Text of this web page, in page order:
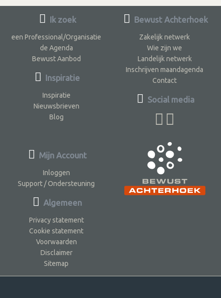
Ik zoek
een Professional/Organisatie
de Agenda
Bewust Aanbod
Inspiratie
Inspiratie
Nieuwsbrieven
Blog
Bewust Achterhoek
Zakelijk netwerk
Wie zijn we
Landelijk netwerk
Inschrijven maandagenda
Contact
Social media
Mijn Account
Inloggen
Support / Ondersteuning
Algemeen
Privacy statement
Cookie statement
Voorwaarden
Disclaimer
Sitemap